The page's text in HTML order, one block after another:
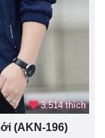
3.514 thích
(AKN-196)